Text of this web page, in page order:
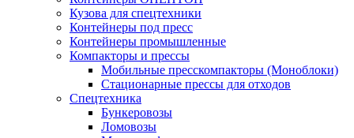
Кузова для спецтехники
Контейнеры под пресс
Контейнеры промышленные
Компакторы и прессы
Мобильные пресскомпакторы (Моноблоки)
Стационарные прессы для отходов
Спецтехника
Бункеровозы
Ломовозы